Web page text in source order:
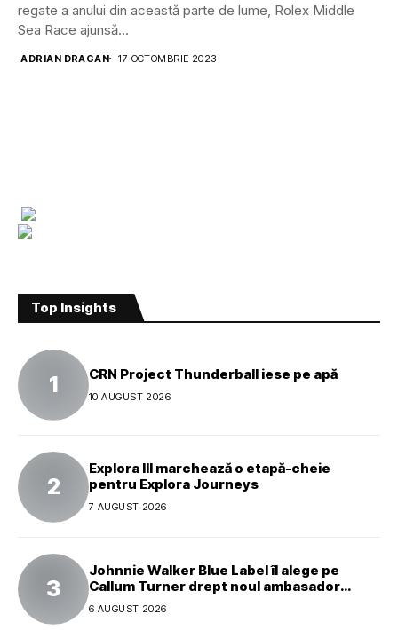
regate a anului din această parte de lume, Rolex Middle
Sea Race ajunsă...
ADRIAN DRAGAN 17 OCTOMBRIE 2023
Top Insights
CRN Project Thunderball iese pe apă
10 AUGUST 2026
Explora III marchează o etapă-cheie
pentru Explora Journeys
7 AUGUST 2026
Johnnie Walker Blue Label îl alege pe
Callum Turner drept noul ambasador
global al mărcii
6 AUGUST 2026